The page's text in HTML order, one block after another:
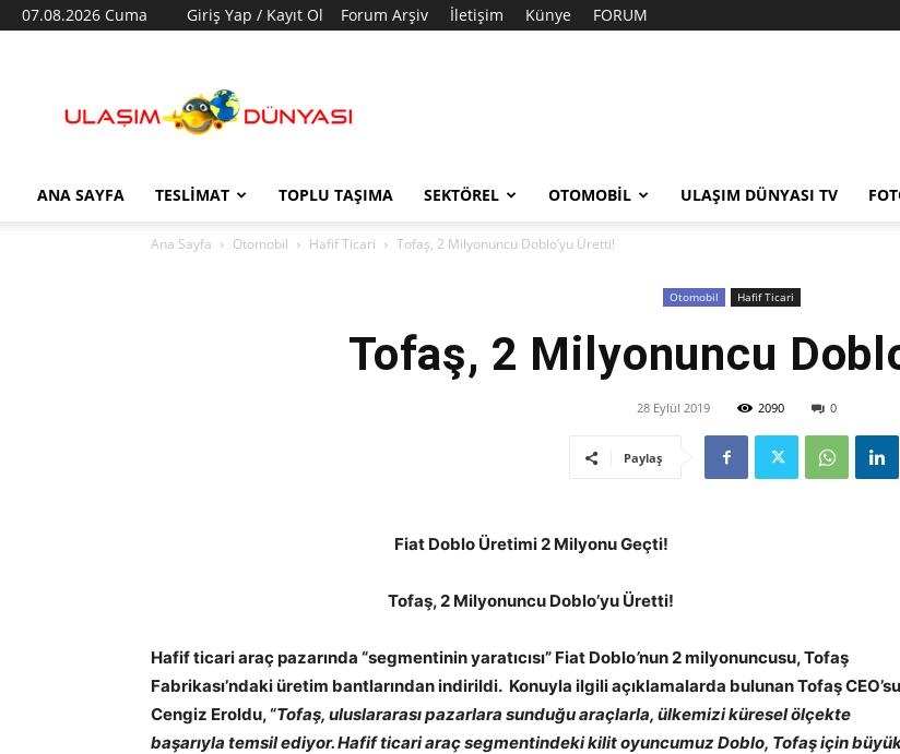
07.08.2026 Cuma Giriş Yap / Kayıt Ol Forum Arşiv İletişim Künye FORUM
Dünyası
ANA SAYFA TESLIMAT TOPLU TAŞIMA SEKTÖREL OTOMOBIL ULAŞIM DÜNYASI TV
Ana Sayfa Otomobil Hafif Ticari Tofaş, 2 Milyonuncu Doblo’yu Üretti!
Otomobil Hafif Ticari
Tofaş, 2 Milyonuncu
28 Eylül 2019 2090 0
Paylaş
Fiat Doblo Üretimi 2 Milyonu Geçti!
Tofaş, 2 Milyonuncu Doblo’yu Üretti!
Hafif ticari araç pazarında “segmentinin yaratıcısı” Fiat Doblo’nun 2 milyonuncusu, Tofaş
Fabrikası’ndaki üretim bantlarından indirildi. Konuyla ilgili açıklamalarda bulunan Tofaş CEO’su
Cengiz Eroldu, “Tofaş, uluslararası pazarlara sunduğu araçlarla, ülkemizi küresel ölçekte
başarıyla temsil ediyor. Hafif ticari araç segmentindeki kilit oyuncumuz Doblo, Tofaş için